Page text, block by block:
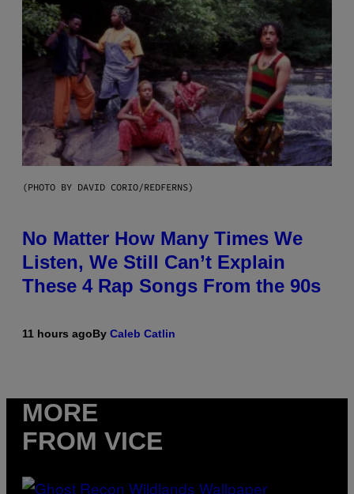
(PHOTO BY DAVID CORIO/REDFERNS)
No Matter How Many Times We
Listen, We Still Can’t Explain
These 4 Rap Songs From the 90s
11 hours agoBy Caleb Catlin
MORE
FROM VICE